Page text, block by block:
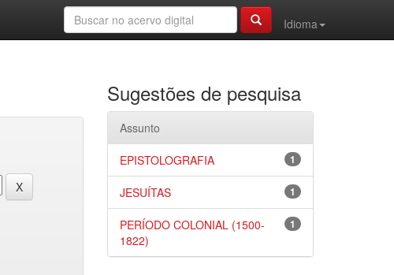
Idioma
Sugestões de pesquisa
Assunto
1
EPISTOLOGRAFIA
1
JESUÍTAS
1
PERÍODO COLONIAL (1500-
1822)